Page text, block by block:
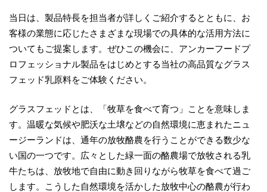
当日は、製品特長を担当者が詳しくご紹介するとともに、お
客様の業態に応じたさまざまな現場での具体的な活用方法に
ついてもご提案します。ぜひこの機会に、アンカーフードプ
ロフェッショナル製品をはじめとする当社の高品質なグラス
フェッド乳原料をご体験ください。
グラスフェッドとは、「牧草を食べて育つ」ことを意味しま
す。温暖な気候や肥沃な土壌などの自然環境に恵まれたニュ
ージーランドは、通年の放牧酪農を行うことができる数少な
い国の一つです。広々とした緑一面の酪農場で放牧される乳
牛たちは、放牧地で自由に動き回りながら牧草を食べて過ご
します。こうした自然環境を活かした放牧中心の酪農が行わ